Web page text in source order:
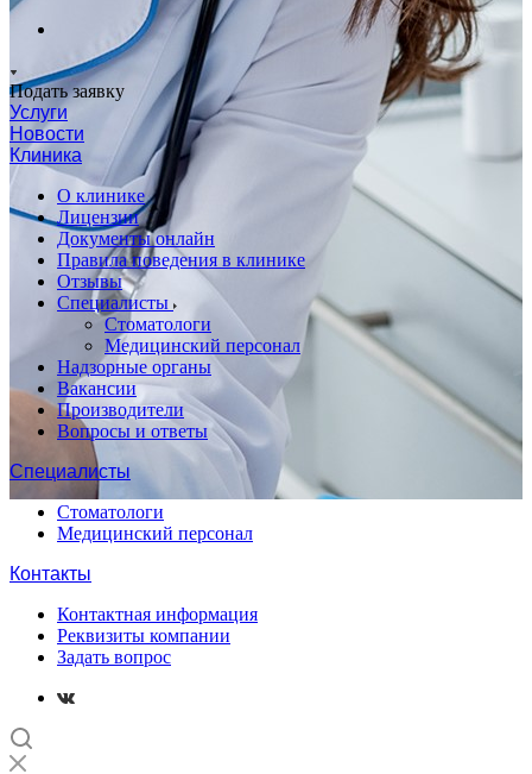
Подать заявку
Услуги
Новости
Клиника
О клинике
Лицензии
Документы онлайн
Правила поведения в клинике
Отзывы
Специалисты
Стоматологи
Медицинский персонал
Надзорные органы
Вакансии
Производители
Вопросы и ответы
Специалисты
Стоматологи
Медицинский персонал
Контакты
Контактная информация
Реквизиты компании
Задать вопрос